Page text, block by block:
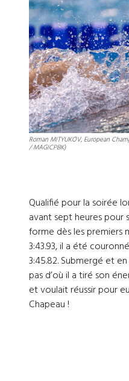
Roman MITYUKOV, European
/ MAGICPBK)
Qualifié pour la soirée
avant sept heures pour
forme dès les premiers
3:43.93, il a été
3:45.82. Submergé et
pas d’où il a tiré son
et voulait réussir pour
Chapeau !